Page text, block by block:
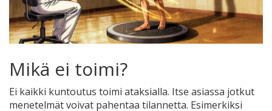
Mikä ei toimi?
Ei kaikki kuntoutus toimi ataksialla. Itse asiassa jotkut
menetelmät voivat pahentaa tilannetta. Esimerkiksi